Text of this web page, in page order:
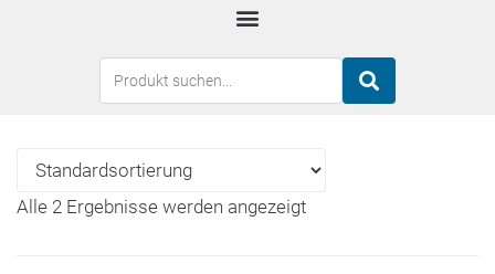
Alle 2 Ergebnisse werden angezeigt